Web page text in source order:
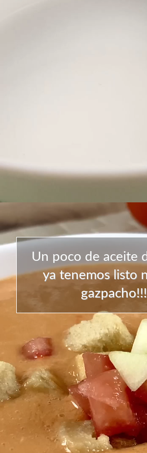
Un poco de aceite
ya tenemos listo
gazpacho!!!